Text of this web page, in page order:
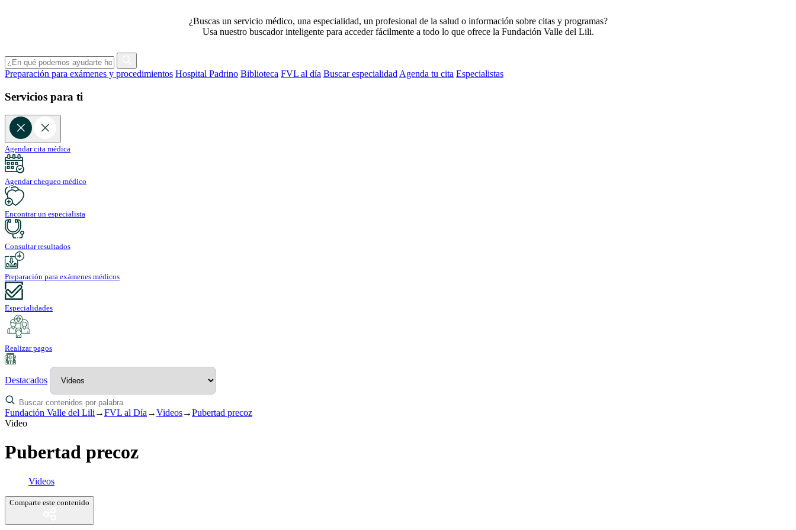
¿Buscas un servicio médico, una especialidad, un profesional de la salud o información sobre citas y programas?
Usa nuestro buscador inteligente para acceder fácilmente a todo lo que ofrece la Fundación Valle del Lili.
Preparación para exámenes y procedimientos Hospital Padrino Biblioteca FVL al día Buscar especialidad Agenda tu cita Especialistas
Servicios para ti
Agendar cita médica
Agendar chequeo médico
Encontrar un especialista
Consultar resultados
Preparación para exámenes médicos
Especialidades
Realizar pagos
Destacados
Fundación Valle del Lili →FVL al Día →Videos→Pubertad precoz
Video
Pubertad precoz
Videos
Comparte este contenido